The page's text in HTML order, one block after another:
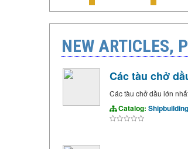
NEW ARTICLES,
Các tàu chở
Các tàu chở dầu lớn
Catalog: Shipbuilding